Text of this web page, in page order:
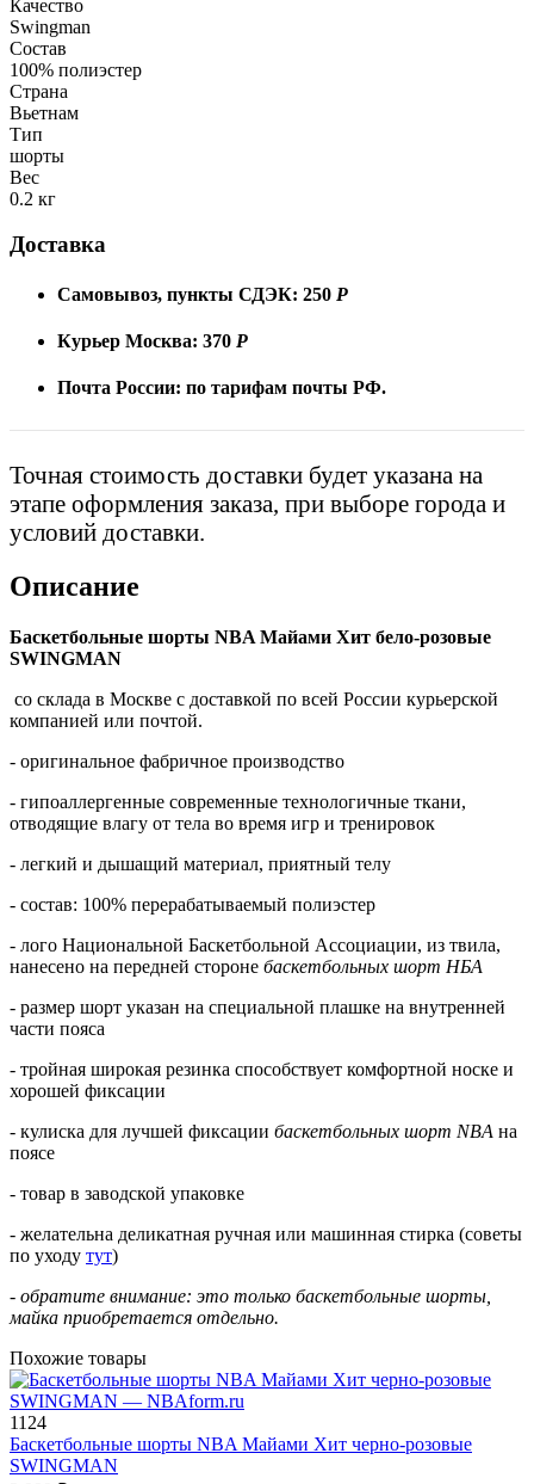
Качество
Swingman
Состав
100% полиэстер
Страна
Вьетнам
Тип
шорты
Вес
0.2 кг
Доставка
Самовывоз, пункты СДЭК: 250 Р
Курьер Москва: 370 Р
Почта России: по тарифам почты РФ.
Точная стоимость доставки будет указана на
этапе оформления заказа, при выборе города и
условий доставки.
Описание
Баскетбольные шорты NBA Майами Xит бело-розовые
SWINGMAN
со склада в Москве с доставкой по всей России курьерской
компанией или почтой.
- оригинальное фабричное производство
- гипоаллергенные современные технологичные ткани,
отводящие влагу от тела во время игр и тренировок
- легкий и дышащий материал, приятный телу
- состав: 100% перерабатываемый полиэстер
- лого Национальной Баскетбольной Ассоциации, из твила,
нанесено на передней стороне баскетбольных шорт НБА
- размер шорт указан на специальной плашке на внутренней
части пояса
- тройная широкая резинка способствует комфортной носке и
хорошей фиксации
- кулиска для лучшей фиксации баскетбольных шорт NBA на
поясе
- товар в заводской упаковке
- желательна деликатная ручная или машинная стирка (советы
по уходу тут)
- обратите внимание: это только баскетбольные шорты,
майка приобретается отдельно.
Похожие товары
1124
Баскетбольные шорты NBA Майами Xит черно-розовые
SWINGMAN